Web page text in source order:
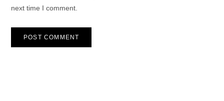
next time I comment.